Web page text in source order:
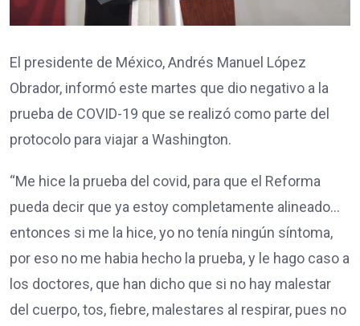
El presidente de México, Andrés Manuel López
Obrador, informó este martes que dio negativo a la
prueba de COVID-19 que se realizó como parte del
protocolo para viajar a Washington.
“Me hice la prueba del covid, para que el Reforma
pueda decir que ya estoy completamente alineado…
entonces si me la hice, yo no tenía ningún síntoma,
por eso no me habia hecho la prueba, y le hago caso a
los doctores, que han dicho que si no hay malestar
del cuerpo, tos, fiebre, malestares al respirar, pues no